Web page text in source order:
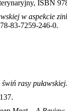
ISBN
w aspekcie
83-7259-246-0.
rasy puławskiej.
.